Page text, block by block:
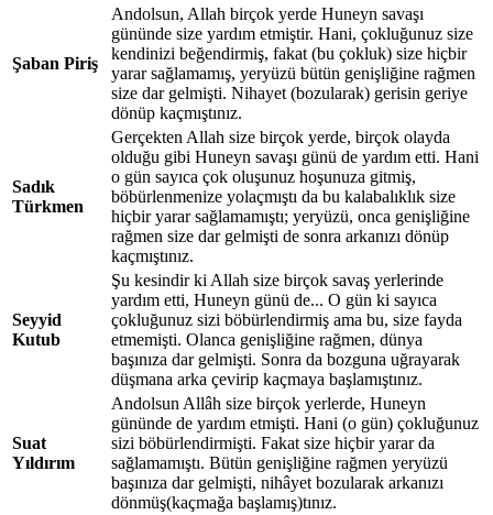
Şaban Piriş
Andolsun, Allah birçok yerde Huneyn savaşı
gününde size yardım etmiştir. Hani, çokluğunuz size
kendinizi beğendirmiş, fakat (bu çokluk) size hiçbir
yarar sağlamamış, yeryüzü bütün genişliğine rağmen
size dar gelmişti. Nihayet (bozularak) gerisin geriye
dönüp kaçmıştınız.
Sadık
Türkmen
Gerçekten Allah size birçok yerde, birçok olayda
olduğu gibi Huneyn savaşı günü de yardım etti. Hani
o gün sayıca çok oluşunuz hoşunuza gitmiş,
böbürlenmenize yolaçmıştı da bu kalabalıklık size
hiçbir yarar sağlamamıştı; yeryüzü, onca genişliğine
rağmen size dar gelmişti de sonra arkanızı dönüp
kaçmıştınız.
Seyyid
Kutub
Şu kesindir ki Allah size birçok savaş yerlerinde
yardım etti, Huneyn günü de... O gün ki sayıca
çokluğunuz sizi böbürlendirmiş ama bu, size fayda
etmemişti. Olanca genişliğine rağmen, dünya
başınıza dar gelmişti. Sonra da bozguna uğrayarak
düşmana arka çevirip kaçmaya başlamıştınız.
Suat
Yıldırım
Andolsun Allâh size birçok yerlerde, Huneyn
gününde de yardım etmişti. Hani (o gün) çokluğunuz
sizi böbürlendirmişti. Fakat size hiçbir yarar da
sağlamamıştı. Bütün genişliğine rağmen yeryüzü
başınıza dar gelmişti, nihâyet bozularak arkanızı
dönmüş(kaçmağa başlamış)tınız.